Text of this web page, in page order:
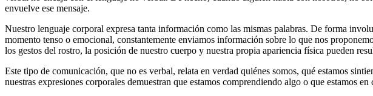
envuelve ese mensaje.
Nuestro lenguaje corporal expresa tanta información como las mismas palabras. De forma
momento tenso o emocional, constantemente enviamos información sobre lo que nos
los gestos del rostro, la posición de nuestro cuerpo y nuestra propia apariencia física pueden
Este tipo de comunicación, que no es verbal, relata en verdad quiénes somos, qué estamos
nuestras expresiones corporales demuestran que estamos comprendiendo algo o que estamos